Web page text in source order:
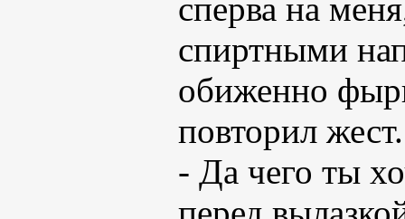
сперва на
спиртными
обиженно
повторил
- Да чего ты